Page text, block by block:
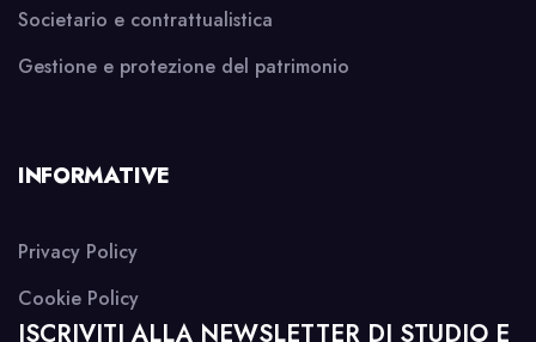
Societario e contrattualistica
Gestione e protezione del patrimonio
INFORMATIVE
Privacy Policy
Cookie Policy
ISCRIVITI ALLA NEWSLETTER DI STUDIO E